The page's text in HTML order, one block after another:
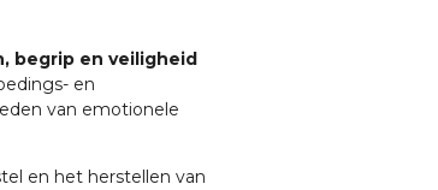
begrip en veiligheid
en
van emotionele
en het herstellen van